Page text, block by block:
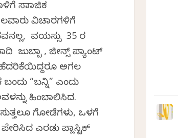
ಸಾಮಾಜಿಕ
ವಿಚಾರಗಳಿಗೆ
ವಯಸ್ಸು 35 ರ
ಜುಬ್ಬಾ , ಜೀನ್ಸ್‌ ಪ್ಯಾಂಟ್‌
ಹೆದರಿಕೆಯಿದ್ದರೂ ಅಗಲ
“ಬನ್ನಿ” ಎಂದು
ಹಿಂಬಾಲಿಸಿದ.
ಗೋಡೆಗಳು, ಒಳಗೆ
ಎರಡು ಪ್ಲಾಸ್ಟಿಕ್‌